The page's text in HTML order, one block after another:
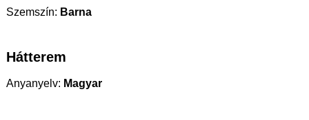
Szemszín: Barna
Hátterem
Anyanyelv: Magyar